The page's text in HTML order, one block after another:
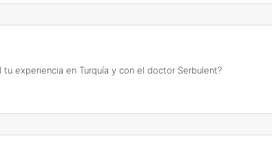
tu experiencia en Turquía y con el doctor Serbulent?